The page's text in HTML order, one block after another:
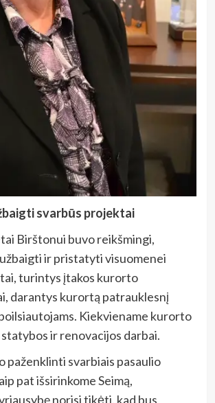
svarbūs projektai
Birštonui buvo reikšmingi,
ir pristatyti visuomenei
turintys įtakos kurorto
darantys kurortą patrauklesnį
Kiekviename kurorto
ir renovacijos darbai.
paženklinti svarbiais pasaulio
pat išsirinkome Seimą,
norisi tikėti, kad bus